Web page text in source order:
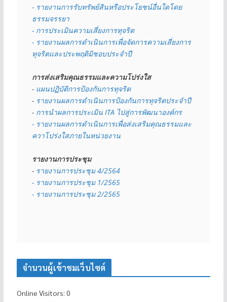
- รายงานการรับทรัพย์สินหรือประโยชน์อื่นใดโดย
ธรรมจรรยา
- การประเมินความเสี่ยงการทุจริต
- รายงานผลการดำเนินการเพื่อจัดการความเสี่ยงการ
ทุจริตและประพฤติมิชอบประจำปี
การส่งเสริมคุณธรรมและความโปร่งใส
- แผนปฏิบัติการป้องกันการทุจริต
- รายงานผลการดำเนินการป้องกันการทุจริตประจำปี
- การนำผลการประเมิน ITA ไปสู่การพัฒนาองค์กร
- รายงานผลการดำเนินการเพื่อส่งเสริมคุณธรรมและ
ควาโปร่งใสภายในหน่วยงาน
รายงานการประชุม
- รายงานการประชุม 4/2564
- รายงานการประชุม 1/2565
- รายงานการประชุม 2/2565
จำนวนผู้เข้าชมเว็บไซต์
Online Visitors: 0